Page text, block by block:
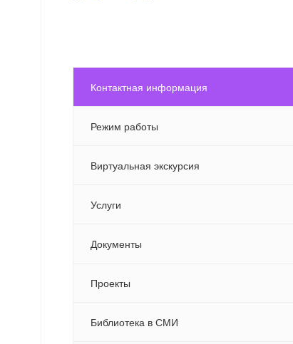
Контактная информация
Режим работы
Виртуальная экскурсия
Услуги
Документы
Проекты
Библиотека в СМИ